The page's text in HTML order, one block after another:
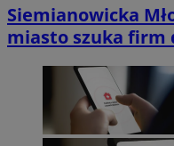
Siemianowicka
miasto szuka firm